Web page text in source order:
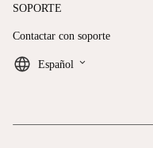
SOPORTE
Contactar con soporte
Español keyboard_arrow_down